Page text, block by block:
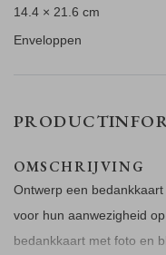
14.4 × 21.6 cm
Enveloppen
OMSCHRIJVING
Ontwerp een
voor hun aanwezigheid
bedankkaart met foto en